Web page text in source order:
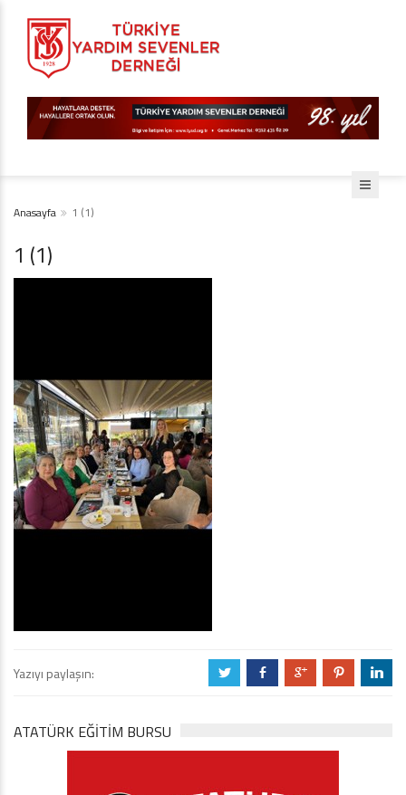
Anasayfa 1 (1)
1 (1)
Yazıyı paylaşın: a b c d j
ATATÜRK EĞITIM BURSU